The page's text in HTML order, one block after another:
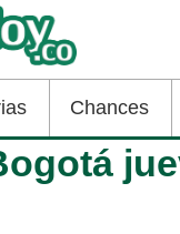
Chances